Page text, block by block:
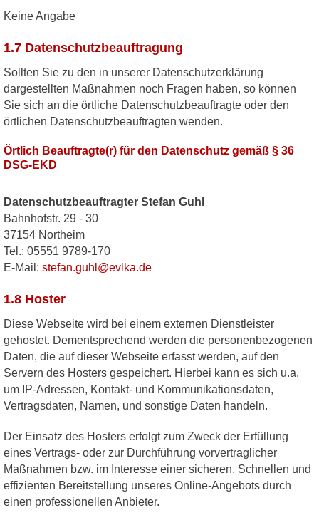
Keine Angabe
1.7 Datenschutzbeauftragung
Sollten Sie zu den in unserer Datenschutzerklärung
dargestellten Maßnahmen noch Fragen haben, so können
Sie sich an die örtliche Datenschutzbeauftragte oder den
örtlichen Datenschutzbeauftragten wenden.
Örtlich Beauftragte(r) für den Datenschutz gemäß § 36
DSG-EKD
Datenschutzbeauftragter Stefan Guhl
Bahnhofstr. 29 - 30
37154 Northeim
Tel.: 05551 9789-170
E-Mail: stefan.guhl@evlka.de
1.8 Hoster
Diese Webseite wird bei einem externen Dienstleister
gehostet. Dementsprechend werden die personenbezogenen
Daten, die auf dieser Webseite erfasst werden, auf den
Servern des Hosters gespeichert. Hierbei kann es sich u.a.
um IP-Adressen, Kontakt- und Kommunikationsdaten,
Vertragsdaten, Namen, und sonstige Daten handeln.
Der Einsatz des Hosters erfolgt zum Zweck der Erfüllung
eines Vertrags- oder zur Durchführung vorvertraglicher
Maßnahmen bzw. im Interesse einer sicheren, Schnellen und
effizienten Bereitstellung unseres Online-Angebots durch
einen professionellen Anbieter.